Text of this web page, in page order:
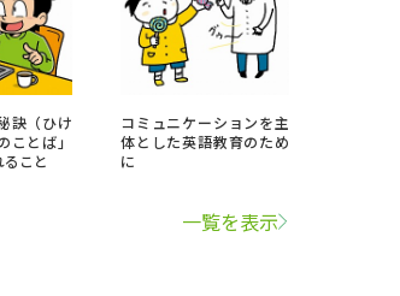
めた理由
訣（ひけ
ことば」
こと
コミュニケーションを主
体とした英語教育のため
に
一覧を表示